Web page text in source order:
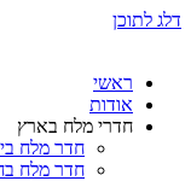
דלג לתוכן
ראשי
אודות
חדרי מלח בארץ
חדר מלח
חדר מלח